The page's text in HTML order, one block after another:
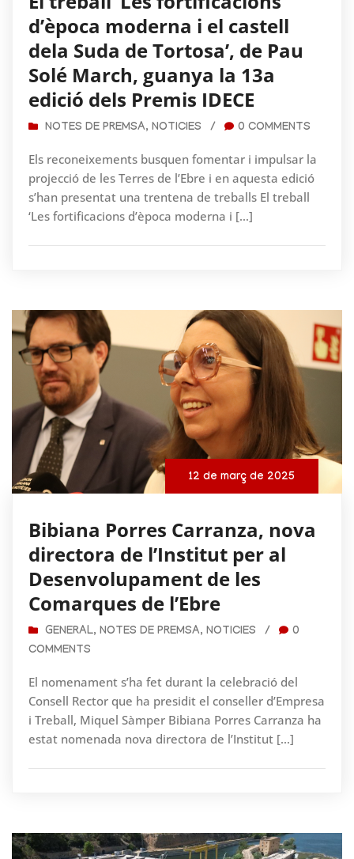
d’època moderna i el castell
dela Suda de Tortosa’, de Pau
Solé March, guanya la 13a
edició dels Premis IDECE
NOTES DE PREMSA, NOTICIES / 0 COMMENTS
Els reconeixements busquen fomentar i impulsar la
projecció de les Terres de l’Ebre i en aquesta edició
s’han presentat una trentena de treballs El treball
‘Les fortificacions d’època moderna i […]
12 de març de 2025
Bibiana Porres Carranza, nova
directora de l’Institut per al
Desenvolupament de les
Comarques de l’Ebre
GENERAL, NOTES DE PREMSA, NOTICIES /
0
COMMENTS
El nomenament s’ha fet durant la celebració del
Consell Rector que ha presidit el conseller d’Empresa
i Treball, Miquel Sàmper Bibiana Porres Carranza ha
estat nomenada nova directora de l’Institut […]